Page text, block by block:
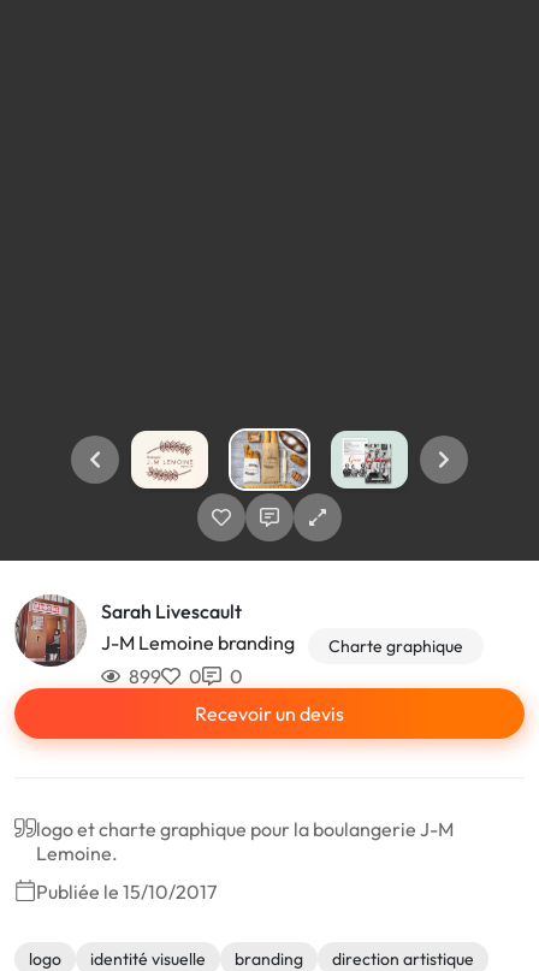
Sarah Livescault
J-M Lemoine branding
Charte graphique
899 0
0
Recevoir un devis
logo et charte graphique pour la boulangerie J-M
Lemoine.
Publiée le 15/10/2017
logo identité visuelle branding direction artistique